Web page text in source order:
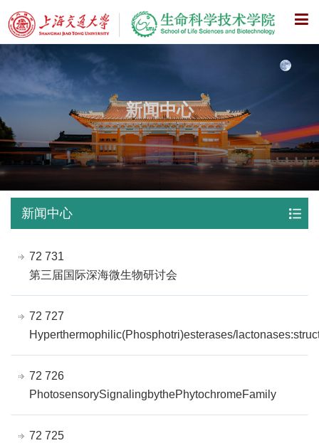
X
新闻中心
新闻中心
72 731
第三届国际深海微生物研讨会
72 727
Hyperthermophilic(Phosphotri)esterases/
72 726
PhotosensorySignalingbythePhytochromeFamily
72 725